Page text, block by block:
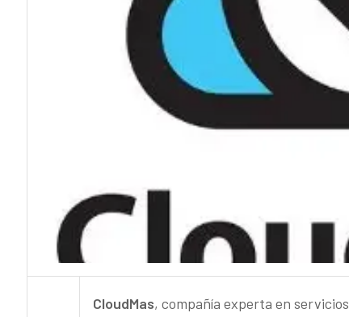
CloudMas, compañía experta en